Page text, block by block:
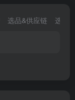
选品&供应链 选品